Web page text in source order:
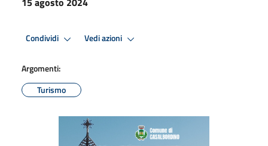
Condividi Vedi azioni
Argomenti:
Turismo